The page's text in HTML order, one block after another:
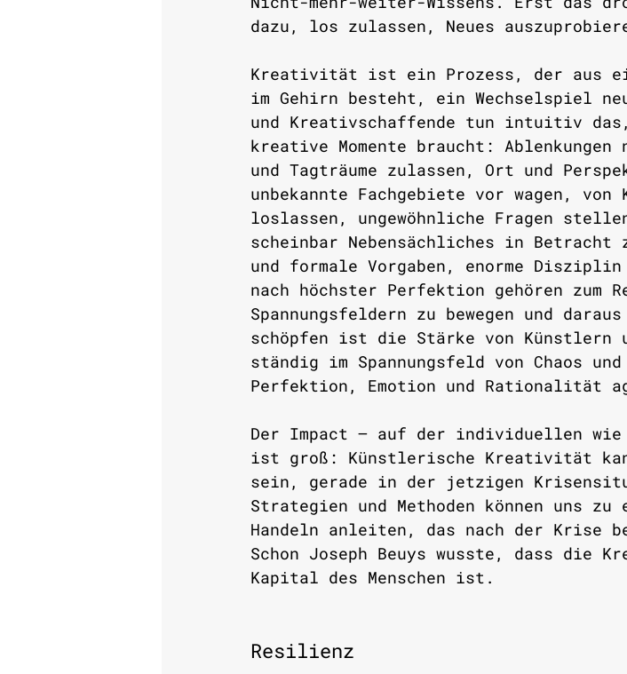
dazu, los zulassen, Neues
Kreativität ist ein Prozess, der aus
im Gehirn besteht, ein Wechselspiel
und Kreativschaffende tun intuitiv
kreative Momente braucht: Ablenkungen
und Tagträume zulassen, Ort und
unbekannte Fachgebiete vor wagen, von
loslassen, ungewöhnliche Fragen
scheinbar Nebensächliches in Betracht
und formale Vorgaben, enorme
nach höchster Perfektion gehören zum
Spannungsfeldern zu bewegen und
schöpfen ist die Stärke von Künstlern
ständig im Spannungsfeld von Chaos
Perfektion, Emotion und Rationalität
Der Impact – auf der individuellen
ist groß: Künstlerische Kreativität kann
sein, gerade in der jetzigen
Strategien und Methoden können uns zu
Handeln anleiten, das nach der Krise
Schon Joseph Beuys wusste, dass die
Kapital des Menschen ist.
Resilienz